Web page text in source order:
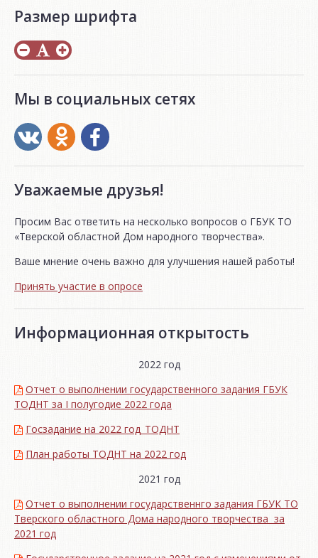
Размер шрифта
Мы в социальных сетях
Уважаемые друзья!
Просим Вас ответить на несколько вопросов о ГБУК ТО
«Тверской областной Дом народного творчества».
Ваше мнение очень важно для улучшения нашей работы!
Принять участие в опросе
Информационная открытость
2022 год
Отчет о выполнении государственного задания ГБУК
ТОДНТ за I полугодие 2022 года
Госзадание на 2022 год_ТОДНТ
План работы ТОДНТ на 2022 год
2021 год
Отчет о выполнении государственнго задания ГБУК ТО
Тверского областного Дома народного творчества за
2021 год